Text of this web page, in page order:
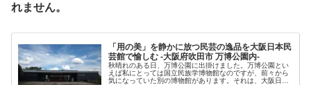
れません。
「用の美」を静かに放つ民芸の逸品を大阪日本民
芸館で愉しむ -大阪府吹田市 万博公園内-
秋晴れのある日、万博公園に出掛けました。万博公園とい
えば私にとっては国立民族学博物館なのですが、前々から
気になっていた別の博物館があります。それは、大阪日本